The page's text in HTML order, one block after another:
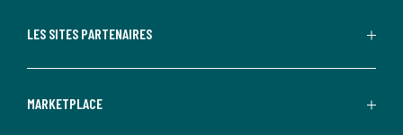
LES SITES PARTENAIRES
MARKETPLACE